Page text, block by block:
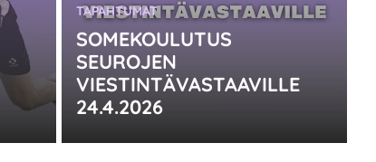
SOMEKOULUTUS
SEUROJEN
VIESTINTÄVASTAAVILLE
24.4.2026
KATEGORIA:
TAPAHTUMAT